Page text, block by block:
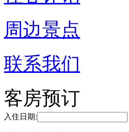
周边景点
联系我们
客房预订
入住日期: